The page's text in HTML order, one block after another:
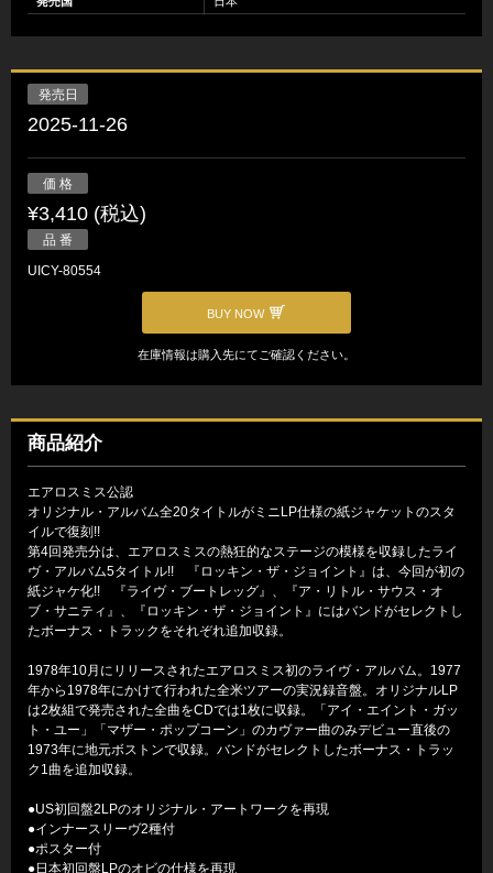
発売日
2025-11-26
価 格
¥3,410 (税込)
品 番
UICY-80554
BUY NOW
在庫情報は購入先にてご確認ください。
商品紹介
エアロスミス公認
オリジナル・アルバム全20タイトルがミニLP仕様の紙ジャケットのスタ
イルで復刻!!
第4回発売分は、エアロスミスの熱狂的なステージの模様を収録したライ
ヴ・アルバム5タイトル!! 『ロッキン・ザ・ジョイント』は、今回が初の
紙ジャケ化!! 『ライヴ・ブートレッグ』、『ア・リトル・サウス・オ
ブ・サニティ』、『ロッキン・ザ・ジョイント』にはバンドがセレクトし
たボーナス・トラックをそれぞれ追加収録。
1978年10月にリリースされたエアロスミス初のライヴ・アルバム。1977
年から1978年にかけて行われた全米ツアーの実況録音盤。オリジナルLP
は2枚組で発売された全曲をCDでは1枚に収録。「アイ・エイント・ガッ
ト・ユー」「マザー・ポップコーン」のカヴァー曲のみデビュー直後の
1973年に地元ボストンで収録。バンドがセレクトしたボーナス・トラッ
ク1曲を追加収録。
●US初回盤2LPのオリジナル・アートワークを再現
●インナースリーヴ2種付
●ポスター付
●日本初回盤LPのオビの仕様を再現